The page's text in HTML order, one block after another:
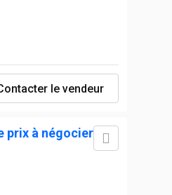
le vendeur
prix à négocier